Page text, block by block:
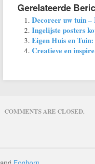
Gerelateerde
Decoreer uw tuin –
Ingelijste posters
Eigen Huis en
Creatieve en
COMMENTS ARE CLOSED.